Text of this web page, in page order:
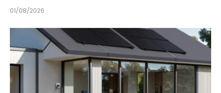
01/08/2026